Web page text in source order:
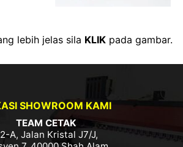
lebih jelas sila KLIKpada gambar.
SHOWROOM KAMI
TEAM CETAK
A, Jalan Kristal J7/J,